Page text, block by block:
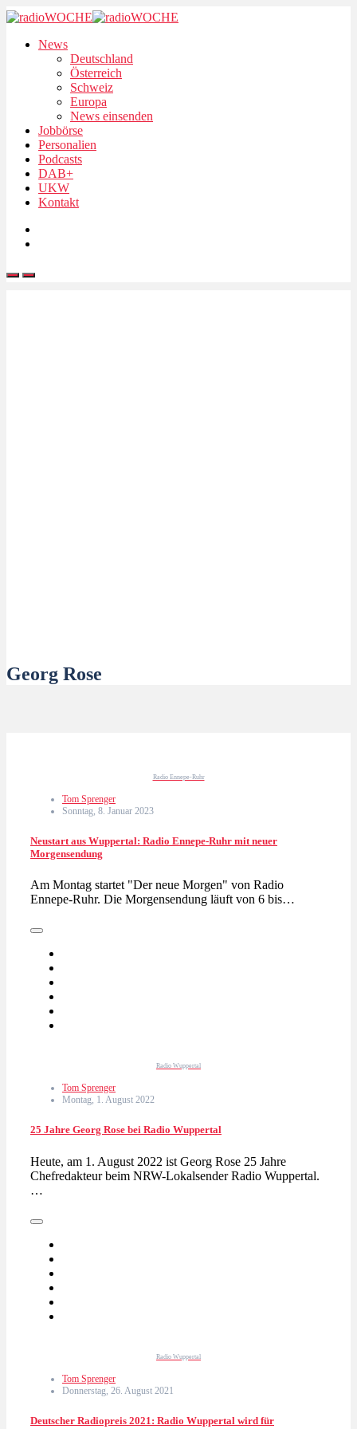
News
Deutschland
Österreich
Schweiz
Europa
News einsenden
Jobbörse
Personalien
Podcasts
DAB+
UKW
Kontakt
Georg Rose
Radio Ennepe-Ruhr
Tom Sprenger
Sonntag, 8. Januar 2023
Neustart aus Wuppertal: Radio Ennepe-Ruhr mit neuer
Morgensendung
Am Montag startet "Der neue Morgen" von Radio
Ennepe-Ruhr. Die Morgensendung läuft von 6 bis…
Radio Wuppertal
Tom Sprenger
Montag, 1. August 2022
25 Jahre Georg Rose bei Radio Wuppertal
Heute, am 1. August 2022 ist Georg Rose 25 Jahre
Chefredakteur beim NRW-Lokalsender Radio Wuppertal.
…
Radio Wuppertal
Tom Sprenger
Donnerstag, 26. August 2021
Deutscher Radiopreis 2021: Radio Wuppertal wird für